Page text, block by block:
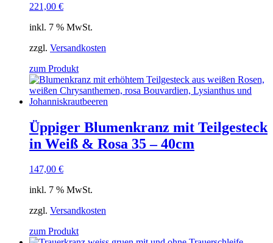
221,00 €
inkl. 7 % MwSt.
zzgl. Versandkosten
zum Produkt
Üppiger Blumenkranz mit Teilgesteck
in Weiß & Rosa 35 – 40cm
147,00 €
inkl. 7 % MwSt.
zzgl. Versandkosten
zum Produkt